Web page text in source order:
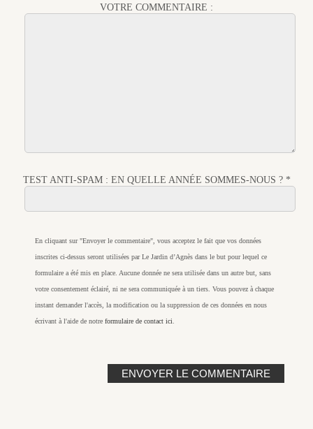
VOTRE COMMENTAIRE :
TEST ANTI-SPAM : EN QUELLE ANNÉE SOMMES-NOUS ? *
En cliquant sur "Envoyer le commentaire", vous acceptez le fait que vos données
inscrites ci-dessus seront utilisées par Le Jardin d’Agnès dans le but pour lequel ce
formulaire a été mis en place. Aucune donnée ne sera utilisée dans un autre but, sans
votre consentement éclairé, ni ne sera communiquée à un tiers. Vous pouvez à chaque
instant demander l'accès, la modification ou la suppression de ces données en nous
écrivant à l'aide de notre formulaire de contact ici